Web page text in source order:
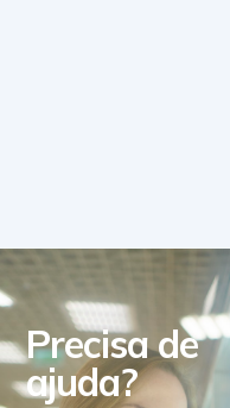
Precisa de
ajuda?